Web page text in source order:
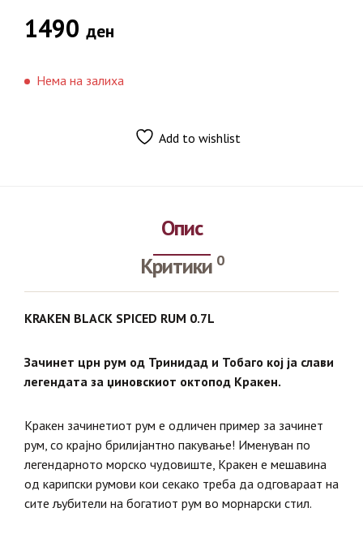
1490 ден
Нема на залиха
Add to wishlist
Опис
Критики 0
KRAKEN BLACK SPICED RUM 0.7L
Зачинет црн рум од Тринидад и Тобаго кој ја слави
легендата за џиновскиот октопод Кракен.
Кракен зачинетиот рум е одличен пример за зачинет
рум, со крајно брилијантно пакување! Именуван по
легендарното морско чудовиште, Кракен е мешавина
од карипски румови кои секако треба да одговараат на
сите љубители на богатиот рум во морнарски стил.